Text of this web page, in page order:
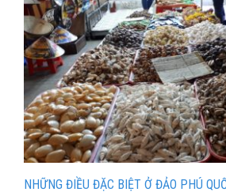
NHỮNG ĐIỀU ĐẶC BIỆT Ở ĐẢO PHÚ